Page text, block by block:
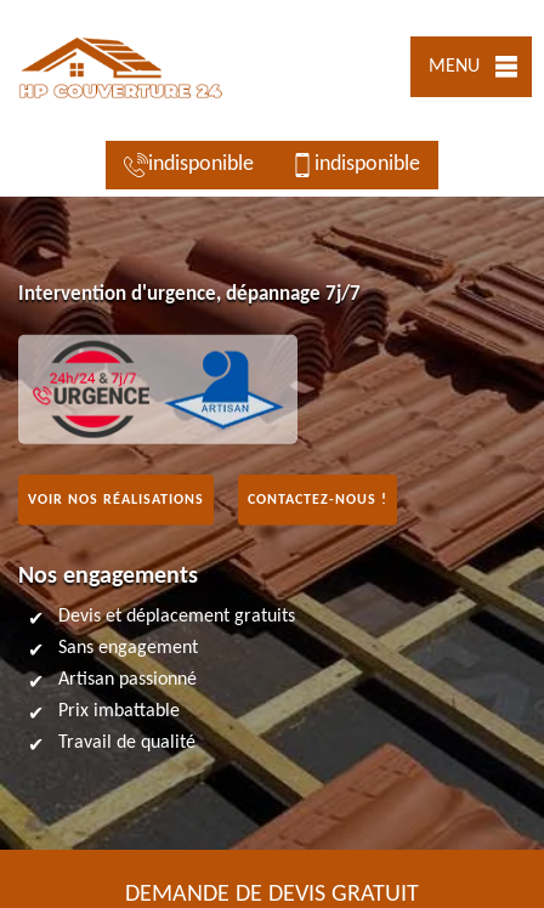
MENU
indisponible indisponible
Intervention d'urgence, dépannage 7j/7
VOIR NOS RÉALISATIONS CONTACTEZ-NOUS !
Nos engagements
Devis et déplacement gratuits
Sans engagement
Artisan passionné
Prix imbattable
Travail de qualité
DEMANDE DE DEVIS GRATUIT